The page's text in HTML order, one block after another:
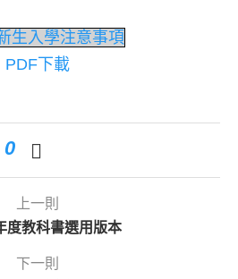
生入學注意事項
PDF下載
0
上一則
度教科書選用版本
下一則